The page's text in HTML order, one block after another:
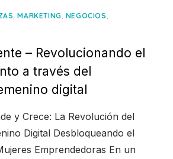
,MARKETING, NEGOCIOS,
– Revolucionando el
a través del
digital
y Crece: La Revolución del
Digital Desbloqueando el
Emprendedoras En un